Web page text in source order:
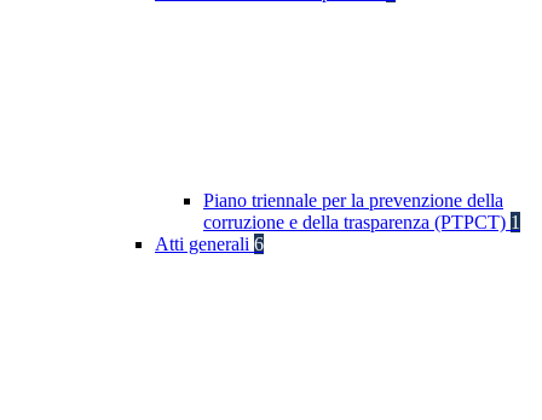
Piano triennale per la prevenzione della
corruzione e della trasparenza (PTPCT) 1
Atti generali 6